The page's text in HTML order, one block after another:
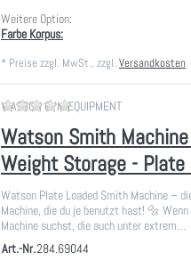
Weitere Option:
Farbe Korpus:
* Preise zzgl. MwSt., zzgl. Versandkosten
WATSON GYM EQUIPMENTZu diesem Produkt
Watson Smith
Weight Storage - Plate
Watson Plate Loaded Smith Machine –
Machine, die du je benutzt hast! 🔩
Machine suchst, die auch unter extrem…
Art.-Nr.284.69044